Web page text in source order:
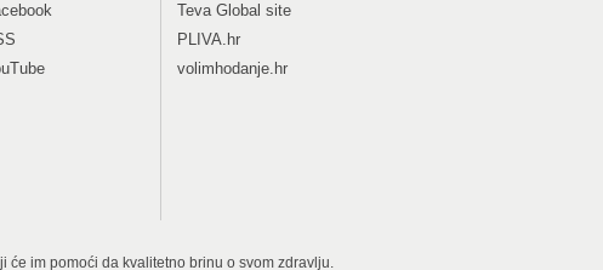
TevaGlobal site
PLIVA.hr
volimhodanje.hr
im pomoći da kvalitetno brinu o svom zdravlju.